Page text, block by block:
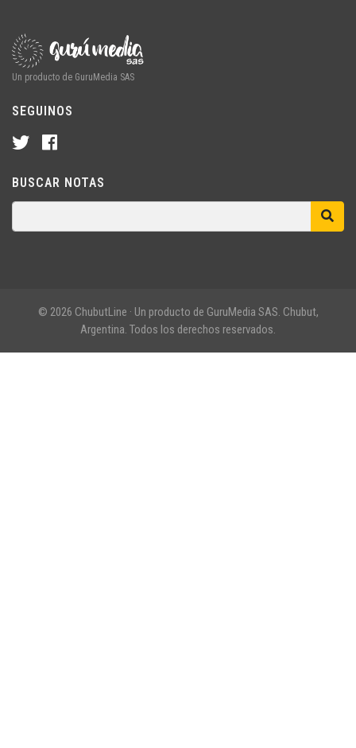
Un producto de GuruMedia SAS
SEGUINOS
BUSCAR NOTAS
© 2026 ChubutLine · Un producto de GuruMedia SAS. Chubut,
Argentina. Todos los derechos reservados.